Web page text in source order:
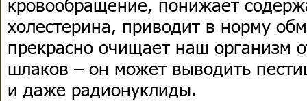
холестерина, приводит в норму
прекрасно очищает наш организм
шлаков – он может выводить
и даже радионуклиды.